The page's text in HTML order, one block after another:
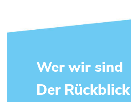
Wer wir sind
Der Rückblick